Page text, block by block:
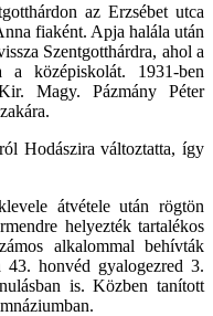
az Erzsébet utca
fiaként. Apja halála után
Szentgotthárdra, ahol a
a középiskolát. 1931-ben
Magy. Pázmány Péter
Hodászira változtatta, így
átvétele után rögtön
helyezték tartalékos
alkalommal behívták
43. honvéd gyalogezred 3.
is. Közben tanított